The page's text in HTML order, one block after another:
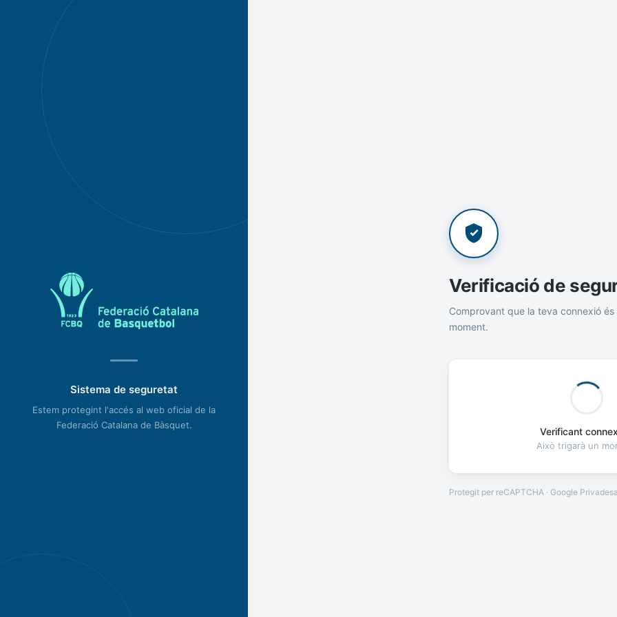
Sistema de seguretat
Estem protegint l'accés al web oficial de la
Federació Catalana de Bàsquet.
Verificació de
Comprovant que la teva connexió és
moment.
Verificant
Això trigarà un
Protegit per reCAPTCHA · Google Privadesa